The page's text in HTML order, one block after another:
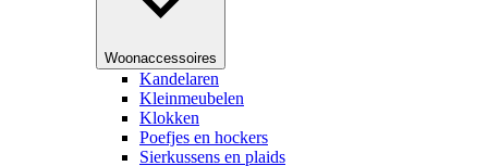
Woonaccessoires
Kandelaren
Kleinmeubelen
Klokken
Poefjes en hockers
Sierkussens en plaids